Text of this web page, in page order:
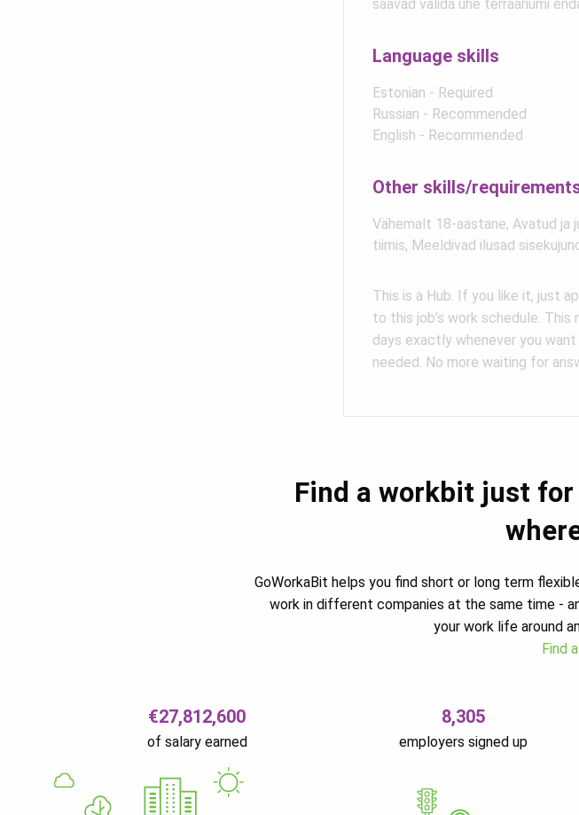
saavad valida ühe terraariumi
Language skills
Estonian - Required
Russian - Recommended
English - Recommended
Other skills/
Vähemalt 18-aastane, Avatud ja
tiimis, Meeldivad ilusad
This is a Hub. If you like it, just
to this job’s work schedule.
days exactly whenever you
needed. No more waiting for
Find a workbit just
GoWorkaBit helps you find short or long term
work in different companies at the same time -
your work life around
Find
€27,812,600
of salary earned
8,305
employers signed up